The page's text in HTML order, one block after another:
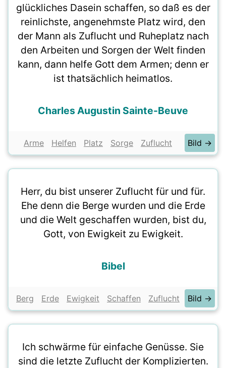
glückliches Dasein schaffen, so daß es der
reinlichste, angenehmste Platz wird, den
der Mann als Zuflucht und Ruheplatz nach
den Arbeiten und Sorgen der Welt finden
kann, dann helfe Gott dem Armen; denn er
ist thatsächlich heimatlos.
Charles Augustin Sainte-Beuve
Arme Helfen Platz Sorge Zuflucht Bild →
Herr, du bist unserer Zuflucht für und für.
Ehe denn die Berge wurden und die Erde
und die Welt geschaffen wurden, bist du,
Gott, von Ewigkeit zu Ewigkeit.
Bibel
Berg Erde Ewigkeit Schaffen Zuflucht Bild →
Ich schwärme für einfache Genüsse. Sie
sind die letzte Zuflucht der Komplizierten.